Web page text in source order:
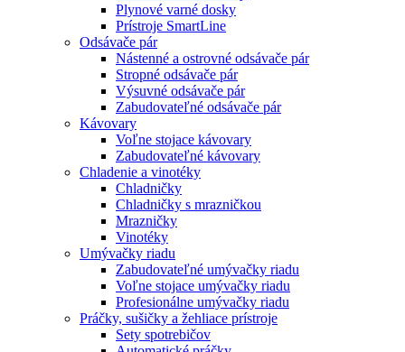
Plynové varné dosky
Prístroje SmartLine
Odsávače pár
Nástenné a ostrovné odsávače pár
Stropné odsávače pár
Výsuvné odsávače pár
Zabudovateľné odsávače pár
Kávovary
Voľne stojace kávovary
Zabudovateľné kávovary
Chladenie a vinotéky
Chladničky
Chladničky s mrazničkou
Mrazničky
Vinotéky
Umývačky riadu
Zabudovateľné umývačky riadu
Voľne stojace umývačky riadu
Profesionálne umývačky riadu
Práčky, sušičky a žehliace prístroje
Sety spotrebičov